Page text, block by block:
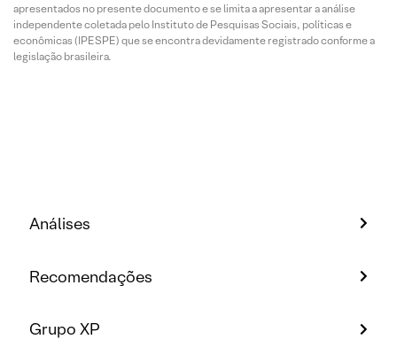
apresentados no presente documento e se limita a apresentar a análise
independente coletada pelo Instituto de Pesquisas Sociais, políticas e
econômicas (IPESPE) que se encontra devidamente registrado conforme a
legislação brasileira.
Análises
Recomendações
Grupo XP